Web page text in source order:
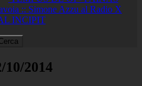
:: Simone Azzu al Radio X
INCIPIT
2014